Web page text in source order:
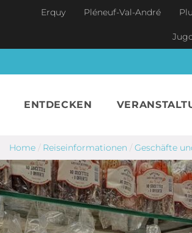
Skip to main content
Erquy Pléneuf-Val-André
ENTDECKEN
Home / Reiseinformationen / Geschäfte